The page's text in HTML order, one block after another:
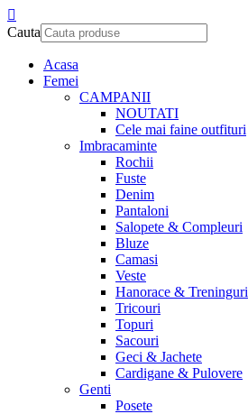
Cauta
Acasa
Femei
CAMPANII
NOUTATI
Cele mai faine outfituri
Imbracaminte
Rochii
Fuste
Denim
Pantaloni
Salopete & Compleuri
Bluze
Camasi
Veste
Hanorace & Treninguri
Tricouri
Topuri
Sacouri
Geci & Jachete
Cardigane & Pulovere
Genti
Posete